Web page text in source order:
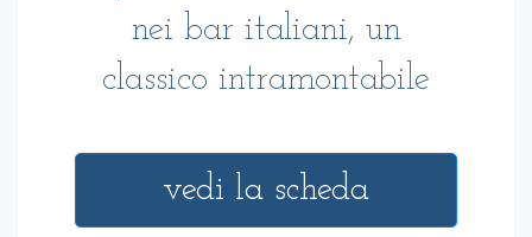
nei bar italiani, un
classico intramontabile
vedi la scheda